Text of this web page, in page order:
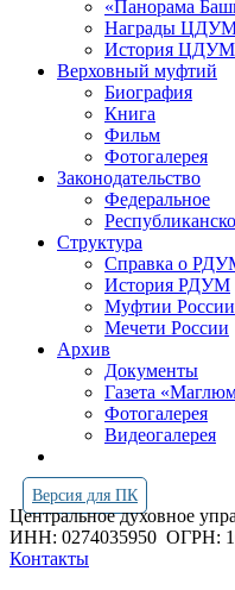
«Панорама
Награды ЦДУМ
История ЦДУМ
Верховный муфтий
Биография
Книга
Фильм
Фотогалерея
Законодательство
Федеральное
Структура
Справка о
История РДУМ
Муфтии России
Мечети России
Архив
Документы
Газета
Фотогалерея
Видеогалерея
Версия для ПК
Центральное духовное
ИНН: 0274035950 ОГРН:
Контакты